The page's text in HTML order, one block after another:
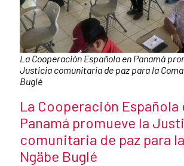
Caption:
La Cooperación Española en Panamá
Justicia comunitaria de paz para la
Buglé
News title
La Cooperación Española
Panamá promueve la
comunitaria de paz para
Ngäbe Buglé